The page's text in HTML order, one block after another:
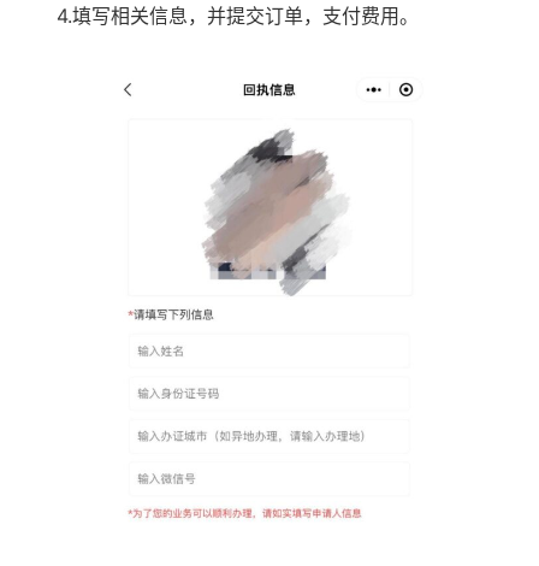
4.填写相关信息，并提交订单，支付费用。